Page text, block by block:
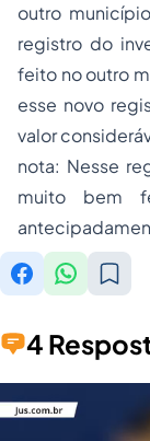
outro
registro do
feito no outro
esse novo
valor
nota: Nesse
muito bem
4